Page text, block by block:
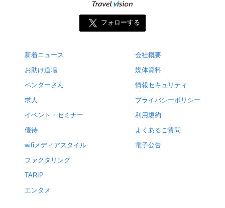
フォローする
新着ニュース
お助け道場
ベンダーさん
求人
イベント・セミナー
優待
wifiメディアスタイル
ファクタリング
TARIP
エンタメ
会社概要
媒体資料
情報セキュリティ
プライバシーポリシー
利用規約
よくあるご質問
電子公告